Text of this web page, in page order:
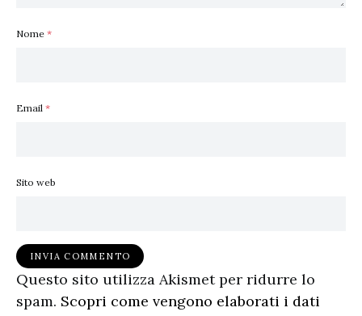
Nome *
Email *
Sito web
Questo sito utilizza Akismet per ridurre lo
spam. Scopri come vengono elaborati i dati